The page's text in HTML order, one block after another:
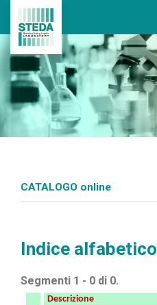
content
CATALOGO online
Indice alfabetico
Segmenti 1 - 0 di 0.
Descrizione